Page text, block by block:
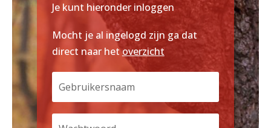
Je kunt hieronder inloggen
Mocht je al ingelogd zijn ga dat
direct naar hetoverzicht